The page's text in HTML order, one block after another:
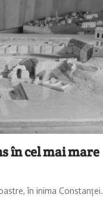
în cel mai mare
în inima Constanței.